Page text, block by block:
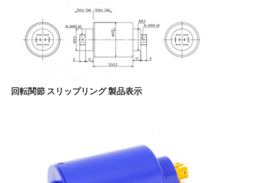
POLICY
回転関節 スリップリング 製品表示